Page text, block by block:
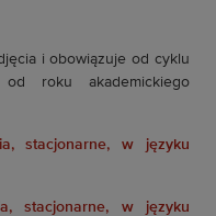
i obowiązuje od cyklu
od roku akademickiego
stacjonarne, w języku
stacjonarne, w języku